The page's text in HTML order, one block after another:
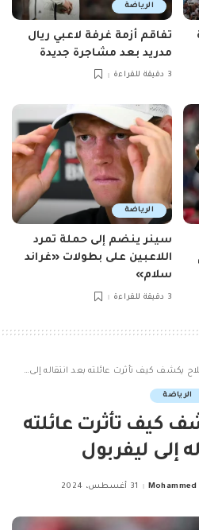
الرياضة
تفاقم أزمة غرفة لاعبي ريال
مدريد بعد مشاجرة جديدة
3 دقيقة للقراءة
الرياضة
سينر ينضم إلى حملة تمرد
اللاعبين على بطولات «غراند
سلام»
3 دقيقة للقراءة
كيف تأثرت عائلته بعد انتقاله إلى ليفربول
الرياضة
كيف تأثرت عائلته
إلى ليفربول
31 أغسطس، 2024